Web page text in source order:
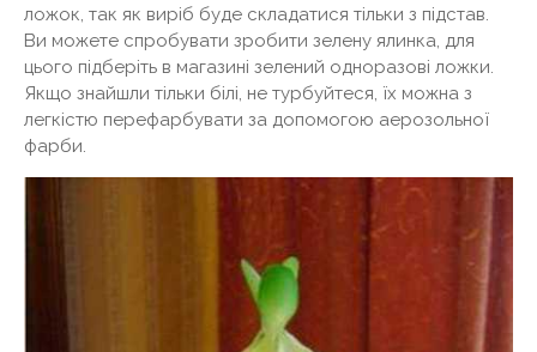
ложок, так як виріб буде складатися тільки з підстав.
Ви можете спробувати зробити зелену ялинка, для
цього підберіть в магазині зелений одноразові ложки.
Якщо знайшли тільки білі, не турбуйтеся, їх можна з
легкістю перефарбувати за допомогою аерозольної
фарби.